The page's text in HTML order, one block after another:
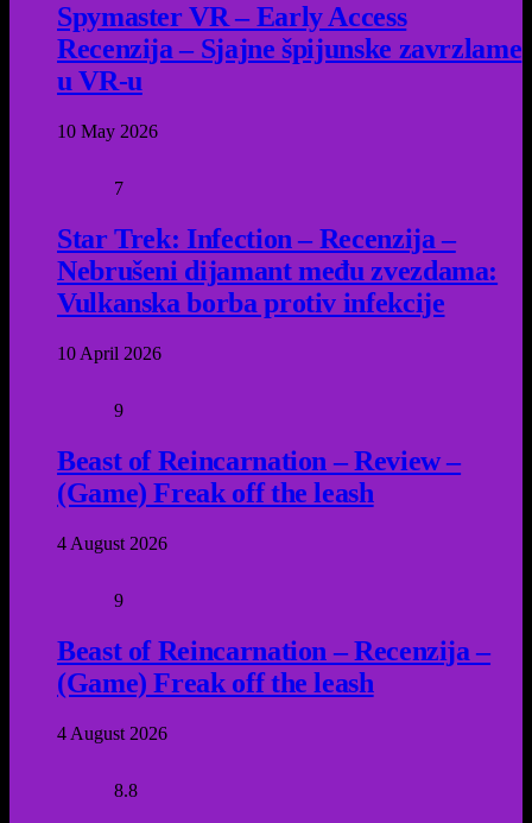
Spymaster VR – Early Access
Recenzija – Sjajne špijunske zavrzlame
u VR-u
10 May 2026
7
Star Trek: Infection – Recenzija –
Nebrušeni dijamant među zvezdama:
Vulkanska borba protiv infekcije
10 April 2026
9
Beast of Reincarnation – Review –
(Game) Freak off the leash
4 August 2026
9
Beast of Reincarnation – Recenzija –
(Game) Freak off the leash
4 August 2026
8.8